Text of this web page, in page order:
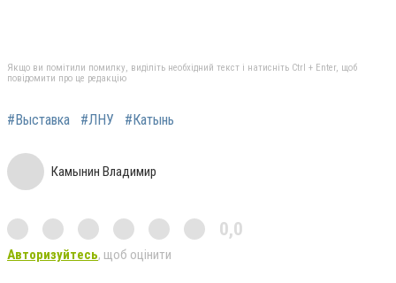
Якщо ви помітили помилку, виділіть необхідний текст і натисніть Ctrl + Enter, щоб
повідомити про це редакцію
#Выставка #ЛНУ #Катынь
Камынин Владимир
0,0
Авторизуйтесь, щоб оцінити